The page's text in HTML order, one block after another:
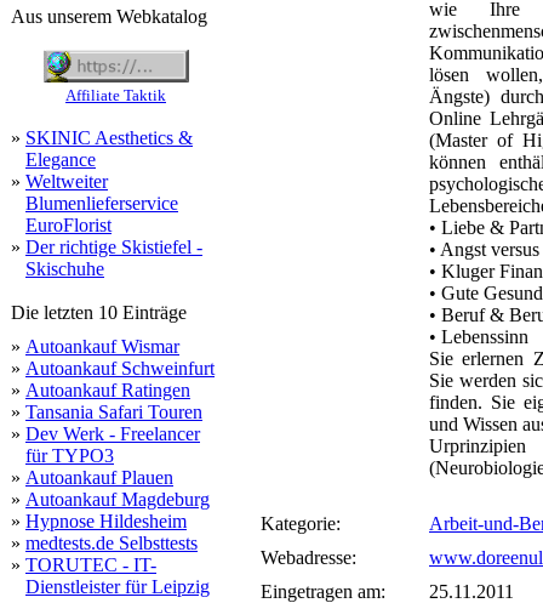
Aus unserem Webkatalog
Affiliate Taktik
» SKINIC Aesthetics &
Elegance
» Weltweiter
Blumenlieferservice
EuroFlorist
» Der richtige Skistiefel -
Skischuhe
Die letzten 10 Einträge
» Autoankauf Wismar
» Autoankauf Schweinfurt
» Autoankauf Ratingen
» Tansania Safari Touren
» Dev Werk - Freelancer
für TYPO3
» Autoankauf Plauen
» Autoankauf Magdeburg
» Hypnose Hildesheim
» medtests.de Selbsttests
» TORUTEC - IT-
Dienstleister für Leipzig
wie Ihre
lösen
Ängste)
Online
(Master of
können
• Liebe &
• Angst
• Kluger
• Gute
• Beruf &
• Lebenssinn
Sie erlernen
Sie werden
finden. Sie
und Wissen
Urprinzipien
Kategorie:
Arbeit-und-
Webadresse:
Eingetragen am:
25.11.2011